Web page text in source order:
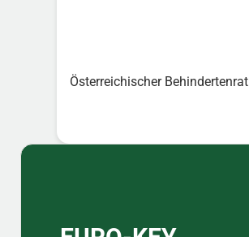
Österreichischer Behindertenrat
Sidebar